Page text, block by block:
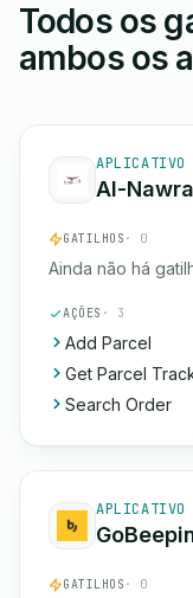
Todos os
ambos os
APLICATIVO
Al-
GATILHOS · 0
Ainda não há
AÇÕES · 3
Add Parcel
Get Parcel
Search Order
APLICATIVO
GATILHOS · 0